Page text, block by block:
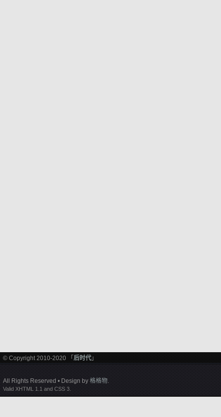
© Copyright 2010-2020 「 后时代 」
All Rights Reserved • Design by 格格物.
Valid XHTML 1.1 and CSS 3.